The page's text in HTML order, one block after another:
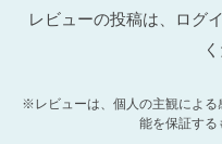
レビューの投稿は、ログ
※レビューは、個人の主観による
能を保証する